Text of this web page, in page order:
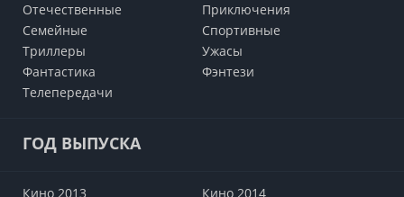
Отечественные
Приключения
Семейные
Cпортивные
Триллеры
Ужасы
Фантастика
Фэнтези
Телепередачи
ГОД ВЫПУСКА
Кино 2013
Кино 2014